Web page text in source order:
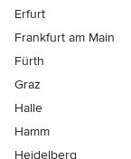
Erfurt
Frankfurt am Main
Fürth
Graz
Halle
Hamm
Heidelberg